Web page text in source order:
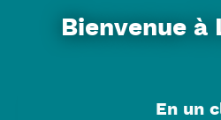
Bienvenue à
En un